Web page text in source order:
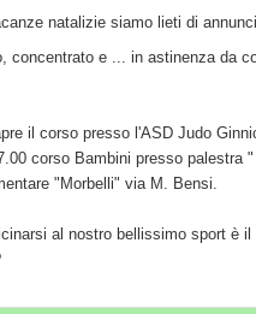
natalizie siamo lieti di
concentrato e ... in astinenza da
il corso presso l'ASD Judo
corso Bambini presso
"Morbelli" via M. Bensi.
al nostro bellissimo sport è